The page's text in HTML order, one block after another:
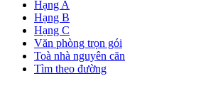
Hạng A
Hạng B
Hạng C
Văn phòng trọn gói
Toà nhà nguyên căn
Tìm theo đường